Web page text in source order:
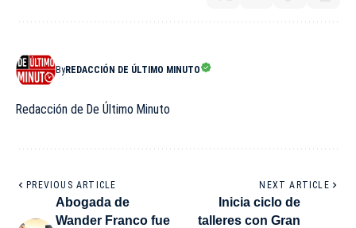
ByREDACCIÓN DE ÚLTIMO MINUTO
Redacción de De Último Minuto
PREVIOUS ARTICLE
Abogada de
Wander Franco fue
NEXT ARTICLE
Inicia ciclo de
talleres con Gran